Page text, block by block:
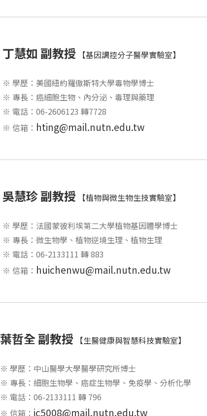
丁慧如 副教授 【基因調控分子醫學實驗室】
※ 學歷：美國紐約羅徹斯特大學毒物學博士
※ 專長：癌細胞生物、內分泌、毒理與藥理
※ 電話：06-2606123 轉7728
※ 信箱： hting@mail.nutn.edu.tw
吳慧珍 副教授 【植物與微生物生技實驗室】
※ 學歷：法國蒙彼利埃第二大學植物基因體學博士
※ 專長：微生物學、植物逆境生理、植物生理
※ 電話：06-2133111 轉 883
※ 信箱： huichenwu@mail.nutn.edu.tw
葉哲全 副教授 【生醫健康與智慧科技實驗室】
※ 學歷：中山醫學大學醫學研究所博士
※ 專長：細胞生物學、癌症生物學、免疫學、分析化學
※ 電話：06-2133111 轉 796
※ 信箱： jc5008@mail.nutn.edu.tw